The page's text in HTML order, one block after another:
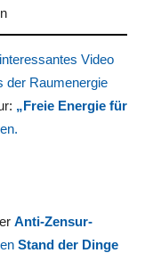
Video
der Raumenergie
„Freie Energie für
Anti-Zensur-
Stand der Dinge